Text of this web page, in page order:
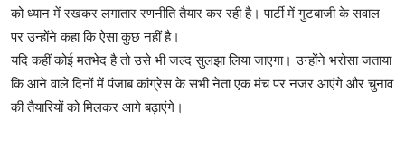
को ध्यान में रखकर लगातार रणनीति तैयार कर रही है। पार्टी में गुटबाजी के सवाल
पर उन्होंने कहा कि ऐसा कुछ नहीं है।
यदि कहीं कोई मतभेद है तो उसे भी जल्द सुलझा लिया जाएगा। उन्होंने भरोसा जताया
कि आने वाले दिनों में पंजाब कांग्रेस के सभी नेता एक मंच पर नजर आएंगे और चुनाव
की तैयारियों को मिलकर आगे बढ़ाएंगे।